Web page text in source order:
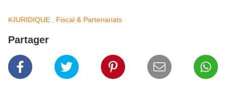
#JURIDIQUE , Fiscal & Partenariats
Partager